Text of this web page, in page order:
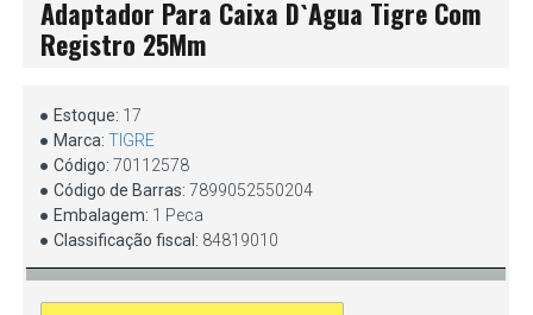
Adaptador Para Caixa D`Agua Tigre Com
Registro 25Mm
Estoque: 17
Marca: TIGRE
Código: 70112578
Código de Barras: 7899052550204
Embalagem: 1 Peca
Classificação fiscal: 84819010